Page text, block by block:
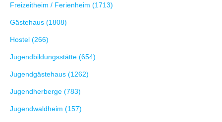
Freizeitheim / Ferienheim (1713)
Gästehaus (1808)
Hostel (266)
Jugendbildungsstätte (654)
Jugendgästehaus (1262)
Jugendherberge (783)
Jugendwaldheim (157)